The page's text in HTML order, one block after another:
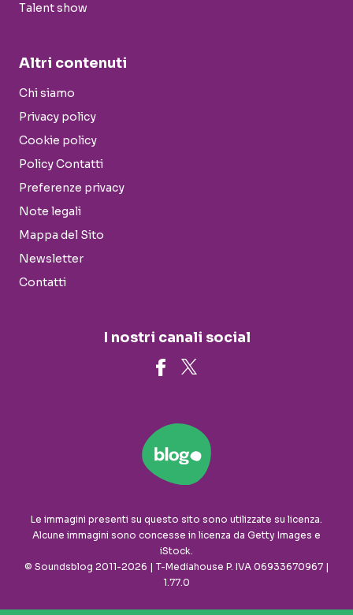
Talent show
Altri contenuti
Chi siamo
Privacy policy
Cookie policy
Policy Contatti
Preferenze privacy
Note legali
Mappa del Sito
Newsletter
Contatti
I nostri canali social
Le immagini presenti su questo sito sono utilizzate su licenza.
Alcune immagini sono concesse in licenza da Getty Images e
iStock.
© Soundsblog 2011-2026 | T-Mediahouse P. IVA 06933670967 |
1.77.0